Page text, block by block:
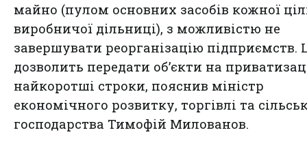
майно (пулом основних засобів кожної
виробничої дільниці), з можливістю не
завершувати реорганізацію підприємств.
дозволить передати об’єкти на
найкоротші строки, пояснив міністр
економічного розвитку, торгівлі та
господарства Тимофій Милованов.